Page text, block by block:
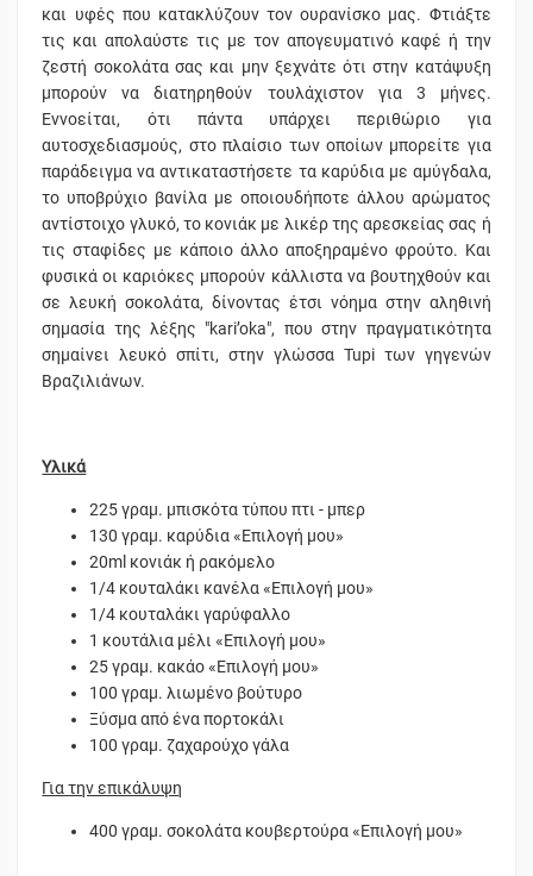
και υφές που κατακλύζουν τον ουρανίσκο μας. Φτιάξτε
τις και απολαύστε τις με τον απογευματινό καφέ ή την
ζεστή σοκολάτα σας και μην ξεχνάτε ότι στην κατάψυξη
μπορούν να διατηρηθούν τουλάχιστον για 3 μήνες.
Εννοείται, ότι πάντα υπάρχει περιθώριο για
αυτοσχεδιασμούς, στο πλαίσιο των οποίων μπορείτε για
παράδειγμα να αντικαταστήσετε τα καρύδια με αμύγδαλα,
το υποβρύχιο βανίλα με οποιουδήποτε άλλου αρώματος
αντίστοιχο γλυκό, το κονιάκ με λικέρ της αρεσκείας σας ή
τις σταφίδες με κάποιο άλλο αποξηραμένο φρούτο. Και
φυσικά οι καριόκες μπορούν κάλλιστα να βουτηχθούν και
σε λευκή σοκολάτα, δίνοντας έτσι νόημα στην αληθινή
σημασία της λέξης "kari’oka", που στην πραγματικότητα
σημαίνει λευκό σπίτι, στην γλώσσα Tupi των γηγενών
Βραζιλιάνων.
Υλικά
225 γραμ. μπισκότα τύπου πτι - μπερ
130 γραμ. καρύδια «Επιλογή μου»
20ml κονιάκ ή ρακόμελο
1/4 κουταλάκι κανέλα «Επιλογή μου»
1/4 κουταλάκι γαρύφαλλο
1 κουτάλια μέλι «Επιλογή μου»
25 γραμ. κακάο «Επιλογή μου»
100 γραμ. λιωμένο βούτυρο
Ξύσμα από ένα πορτοκάλι
100 γραμ. ζαχαρούχο γάλα
Για την επικάλυψη
400 γραμ. σοκολάτα κουβερτούρα «Επιλογή μου»